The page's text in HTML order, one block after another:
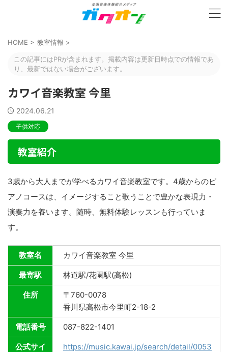
HOME > 教室情報 >
この記事にはPRが含まれます。掲載内容は更新日時点での情報であ
り、最新ではない場合がございます。
カワイ音楽教室 今里
2024.06.21
子供対応
教室紹介
3歳から大人までが学べるカワイ音楽教室です。4歳からのピ
アノコースは、イメージすること歌うことで豊かな表現力・
演奏力を養います。随時、無料体験レッスンも行っていま
す。
教室名 カワイ音楽教室 今里
最寄駅 林道駅/花園駅(高松)
住所
〒760-0078
香川県高松市今里町2-18-2
電話番号 087-822-1401
公式サイ
https://music.kawai.jp/search/detail/0053